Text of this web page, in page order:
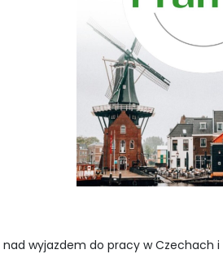
nad wyjazdem do pracy w Czechach